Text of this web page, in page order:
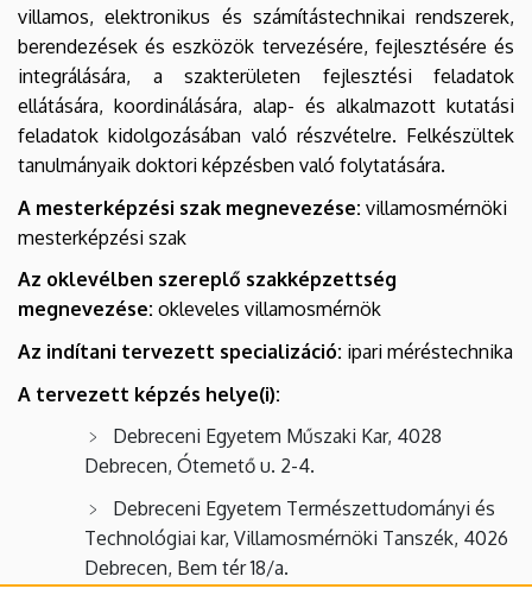
villamos, elektronikus és számítástechnikai rendszerek,
berendezések és eszközök tervezésére, fejlesztésére és
integrálására, a szakterületen fejlesztési feladatok
ellátására, koordinálására, alap- és alkalmazott kutatási
feladatok kidolgozásában való részvételre. Felkészültek
tanulmányaik doktori képzésben való folytatására.
A mesterképzési szak megnevezése: villamosmérnöki
mesterképzési szak
Az oklevélben szereplő szakképzettség
megnevezése: okleveles villamosmérnök
Az indítani tervezett specializáció: ipari méréstechnika
A tervezett képzés helye(i):
Debreceni Egyetem Műszaki Kar, 4028
Debrecen, Ótemető u. 2-4.
Debreceni Egyetem Természettudományi és
Technológiai kar, Villamosmérnöki Tanszék, 4026
Debrecen, Bem tér 18/a.